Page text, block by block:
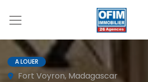
A LOUER
Fort Voyron, Madagascar